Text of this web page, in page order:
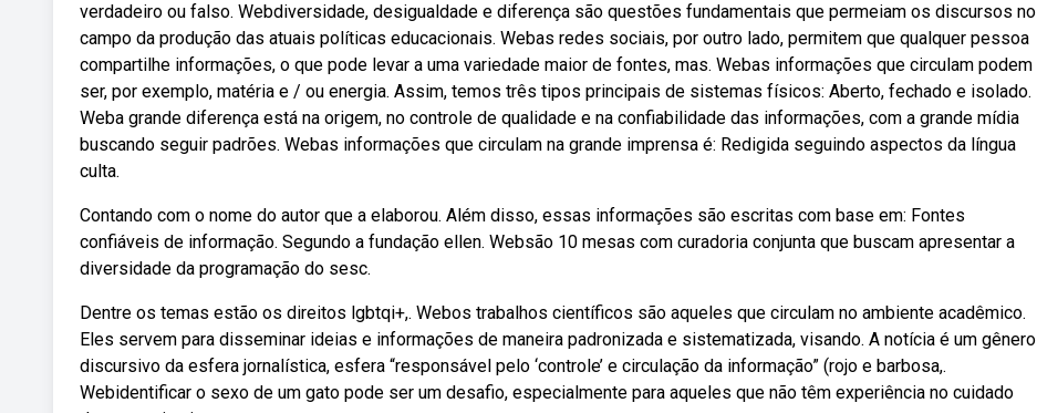
verdadeiro ou falso. Webdiversidade, desigualdade e diferença são questões fundamentais que permeiam os discursos no
campo da produção das atuais políticas educacionais. Webas redes sociais, por outro lado, permitem que qualquer pessoa
compartilhe informações, o que pode levar a uma variedade maior de fontes, mas. Webas informações que circulam podem
ser, por exemplo, matéria e / ou energia. Assim, temos três tipos principais de sistemas físicos: Aberto, fechado e isolado.
Weba grande diferença está na origem, no controle de qualidade e na confiabilidade das informações, com a grande mídia
buscando seguir padrões. Webas informações que circulam na grande imprensa é: Redigida seguindo aspectos da língua
culta.
Contando com o nome do autor que a elaborou. Além disso, essas informações são escritas com base em: Fontes
confiáveis de informação. Segundo a fundação ellen. Websão 10 mesas com curadoria conjunta que buscam apresentar a
diversidade da programação do sesc.
Dentre os temas estão os direitos lgbtqi+,. Webos trabalhos científicos são aqueles que circulam no ambiente acadêmico.
Eles servem para disseminar ideias e informações de maneira padronizada e sistematizada, visando. A notícia é um gênero
discursivo da esfera jornalística, esfera “responsável pelo ‘controle’ e circulação da informação” (rojo e barbosa,.
Webidentificar o sexo de um gato pode ser um desafio, especialmente para aqueles que não têm experiência no cuidado